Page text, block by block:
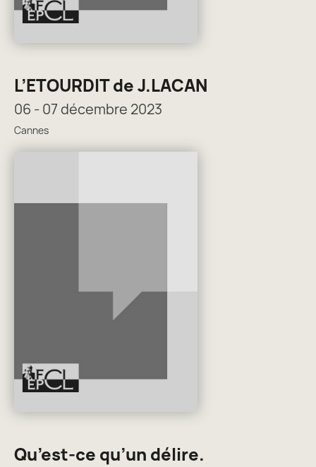
L’ETOURDIT de J.LACAN
06 - 07 décembre 2023
Cannes
Qu’est-ce qu’un délire.